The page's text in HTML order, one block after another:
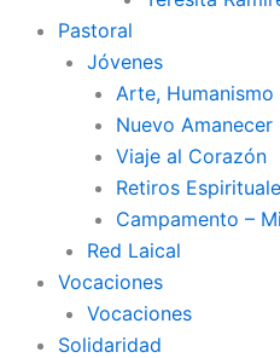
Pastoral
Jóvenes
Arte,
Nuevo Amanecer
Viaje al Corazón
Retiros
Campamento –
Red Laical
Vocaciones
Vocaciones
Solidaridad